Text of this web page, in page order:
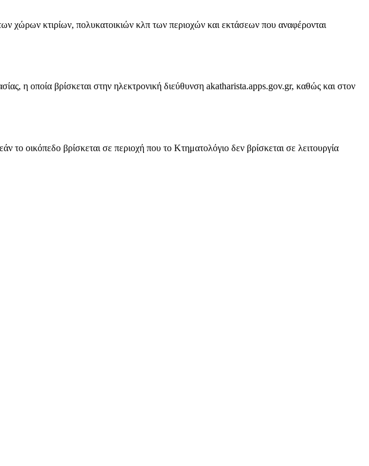
χώρων κτιρίων, πολυκατοικιών κλπ των περιοχών και εκτάσεων που αναφέρονται
η οποία βρίσκεται στην ηλεκτρονική διεύθυνση akatharista.apps.gov.gr, καθώς και στον
οικόπεδο βρίσκεται σε περιοχή που το Κτηματολόγιο δεν βρίσκεται σε λειτουργία